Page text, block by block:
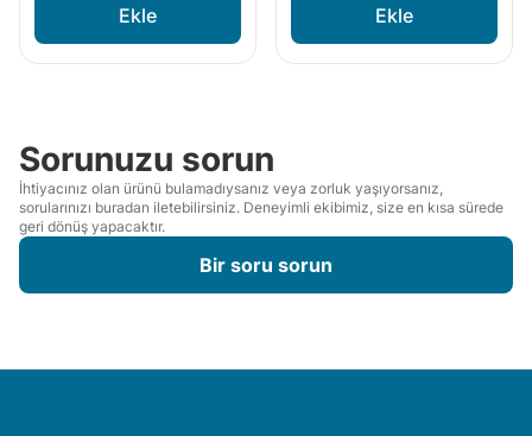
Sorunuzu sorun
İhtiyacınız olan ürünü bulamadıysanız veya zorluk yaşıyorsanız,
sorularınızı buradan iletebilirsiniz. Deneyimli ekibimiz, size en kısa sürede
geri dönüş yapacaktır.
Bir soru sorun